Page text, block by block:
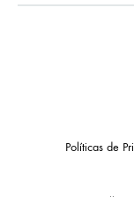
Políticas de